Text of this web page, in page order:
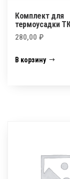
Комплект для
термоусадки
280,00 ₽
В корзину